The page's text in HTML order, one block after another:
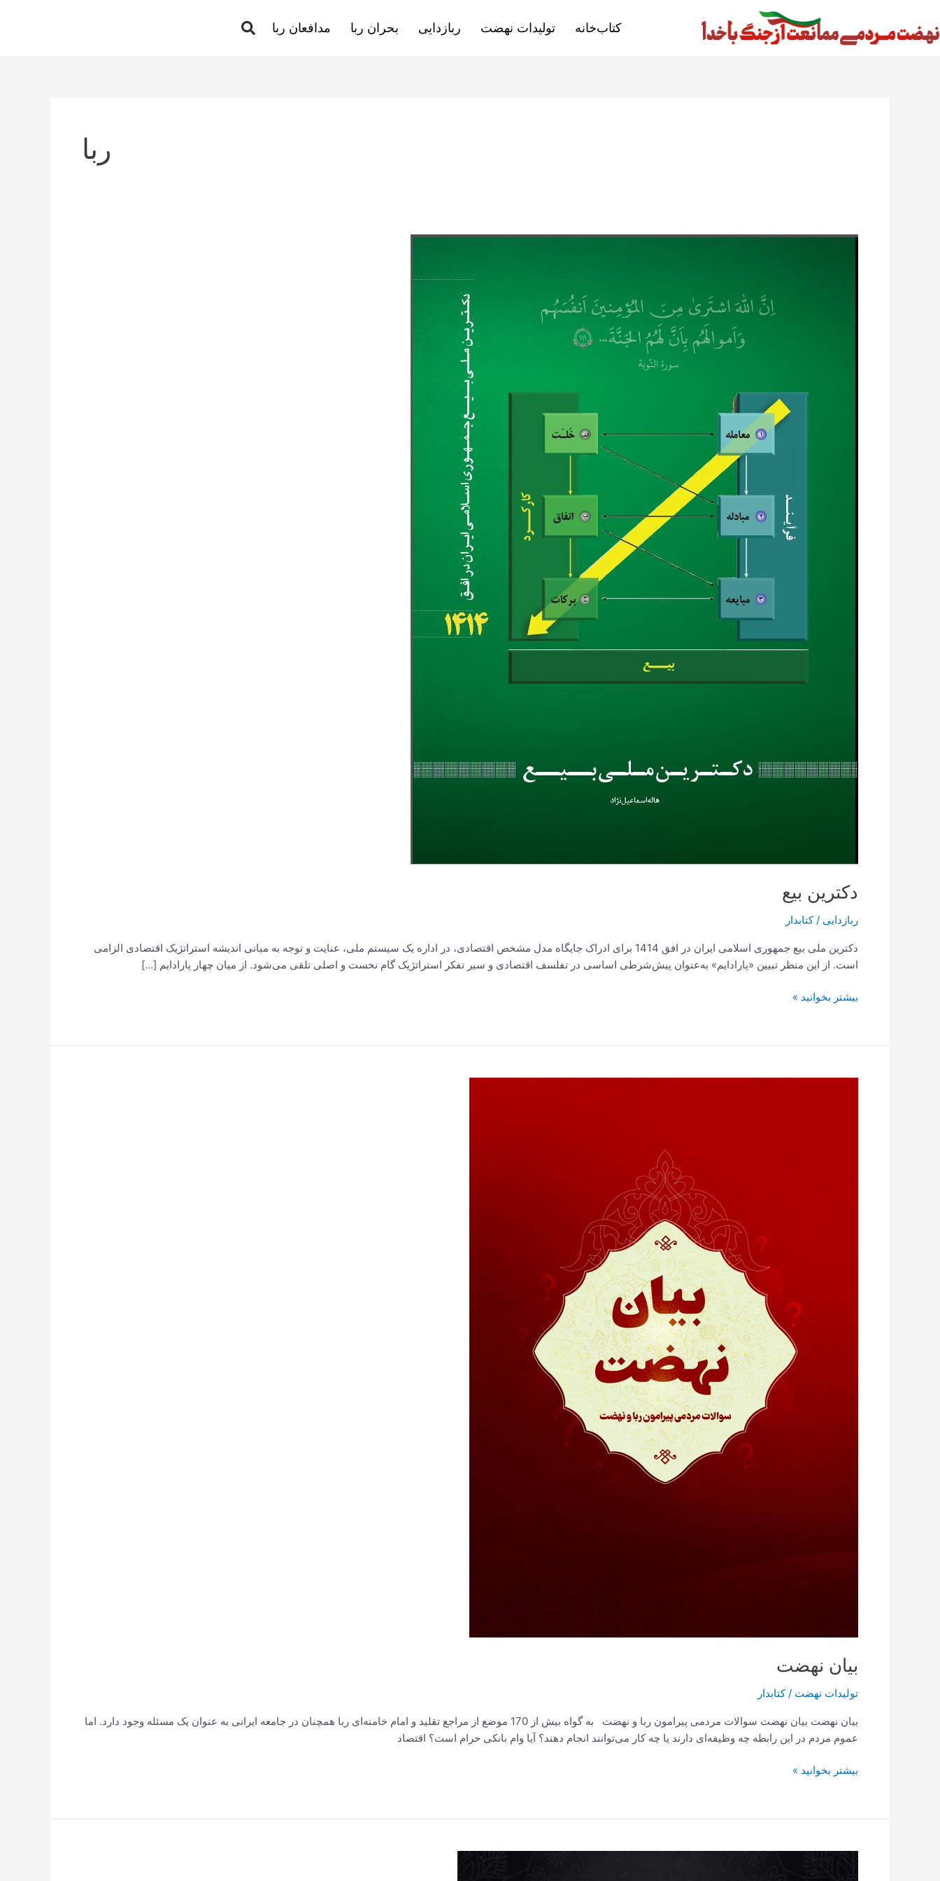
به
محتوا
کتاب‌خانه تولیدات نهضت ربازدایی بحران ربا مدافعان ربا
ربا
دکترین بیع
ربازدایی /کتابدار
دکترین ملی بیع جمهوری اسلامی ایران در افق 1414 برای ادراک جایگاه مدل مشخص اقتصادی، در اداره یک سیستم ملی، عنایت و توجه به مبانی اندیشه استراتژیک اقتصادی الزامی
است. از این منظر تبیین «پارادایم» به‌عنوان پیش‌شرطی اساسی در تفلسف اقتصادی و سیر تفکر استراتژیک گام نخست و اصلی تلقی می‌شود. از میان چهار پارادایم […]
دکترین
بیشتر بخوانید »
بیان نهضت
تولیدات نهضت /کتابدار
بیان نهضت بیان نهضت سوالات مردمی پیرامون ربا و نهضت به گواه بیش از 170 موضع از مراجع تقلید و امام خامنه‌ای ربا همچنان در جامعه ایرانی به عنوان یک مسئله وجود دارد. اما
عموم مردم در این رابطه چه وظیفه‌ای دارند یا چه کار می‌توانند انجام دهند؟ آیا وام بانکی حرام است؟‌ اقتصاد
بیشتر بخوانید »
معرفی
اجمالی